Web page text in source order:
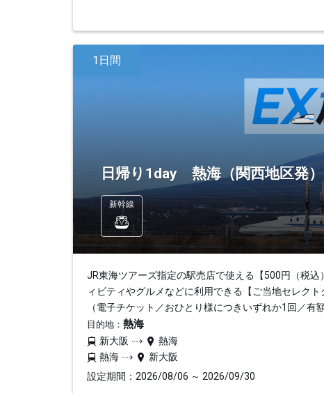
1日間
日帰り1day 熱海（関西地区発）
新幹線
JR東海ツアーズ指定の駅売店で使える【500円（税込
ィビティやグルメなどに利用できる【ご当地セレクト
（電子チケット／おひとり様につきいずれか1回／有
目的地： 熱海
新大阪
熱海
熱海
新大阪
設定期間：2026/08/06 ～ 2026/09/30